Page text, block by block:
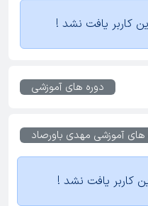
کاربر یافت نشد !
دوره های آموزشی
های آموزشی مهدی باورصاد
کاربر یافت نشد !